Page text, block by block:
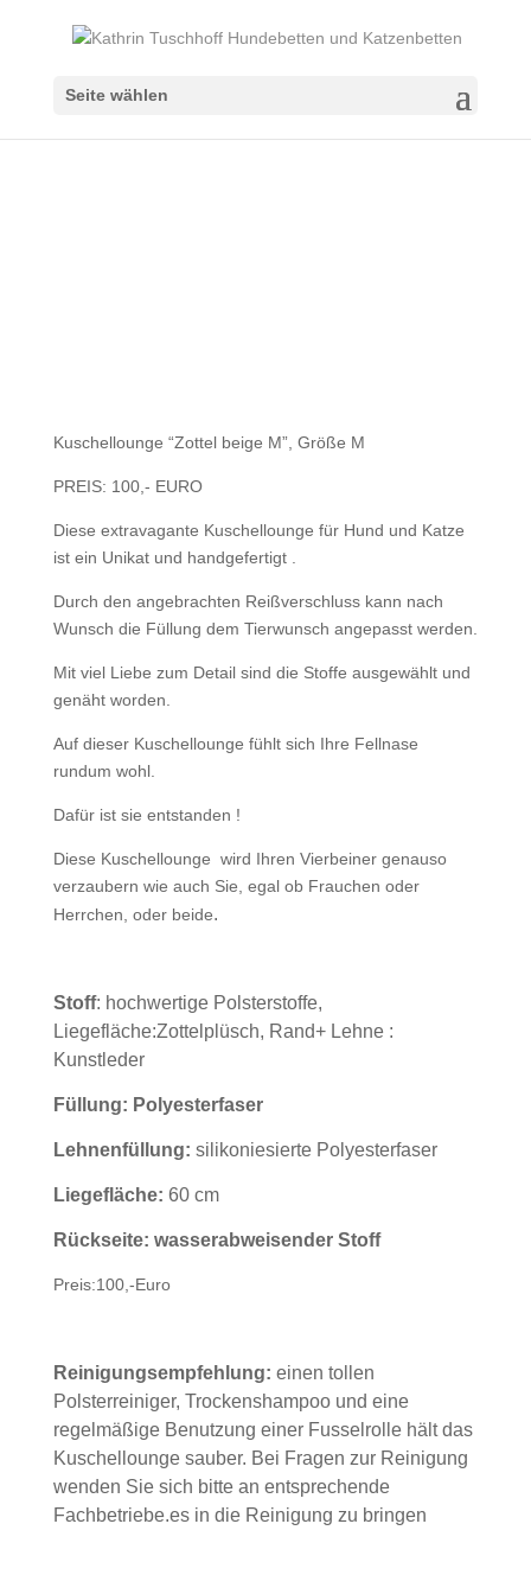
Seite wählen
Kuschellounge “Zottel beige M”, Größe M
PREIS: 100,- EURO
Diese extravagante Kuschellounge für Hund und Katze
ist ein Unikat und handgefertigt .
Durch den angebrachten Reißverschluss kann nach
Wunsch die Füllung dem Tierwunsch angepasst werden.
Mit viel Liebe zum Detail sind die Stoffe ausgewählt und
genäht worden.
Auf dieser Kuschellounge fühlt sich Ihre Fellnase
rundum wohl.
Dafür ist sie entstanden !
Diese Kuschellounge wird Ihren Vierbeiner genauso
verzaubern wie auch Sie, egal ob Frauchen oder
Herrchen, oder beide.
Stoff: hochwertige Polsterstoffe,
Liegefläche:Zottelplüsch, Rand+ Lehne :
Kunstleder
Füllung: Polyesterfaser
Lehnenfüllung: silikoniesierte Polyesterfaser
Liegefläche: 60 cm
Rückseite: wasserabweisender Stoff
Preis:100,-Euro
Reinigungsempfehlung: einen tollen
Polsterreiniger, Trockenshampoo und eine
regelmäßige Benutzung einer Fusselrolle hält das
Kuschellounge sauber. Bei Fragen zur Reinigung
wenden Sie sich bitte an entsprechende
Fachbetriebe.es in die Reinigung zu bringen